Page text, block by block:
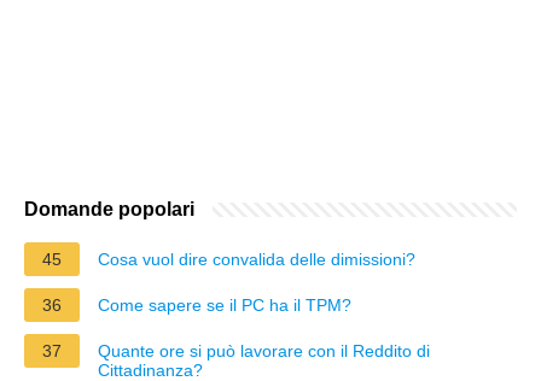
Domande popolari
45 Cosa vuol dire convalida delle dimissioni?
36 Come sapere se il PC ha il TPM?
37
Quante ore si può lavorare con il Reddito di
Cittadinanza?